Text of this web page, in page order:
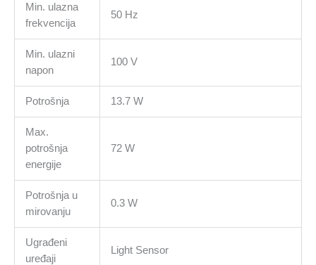
Min. ulazna
frekvencija
50 Hz
Min. ulazni
napon
100 V
Potrošnja 13.7 W
Max.
potrošnja
energije
72 W
Potrošnja u
mirovanju
0.3 W
Ugrađeni
uređaji
Light Sensor